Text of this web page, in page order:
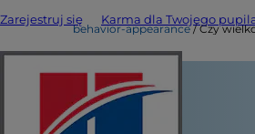
Zarejestruj się Karma dla Twojego
behavior-appearance Czy